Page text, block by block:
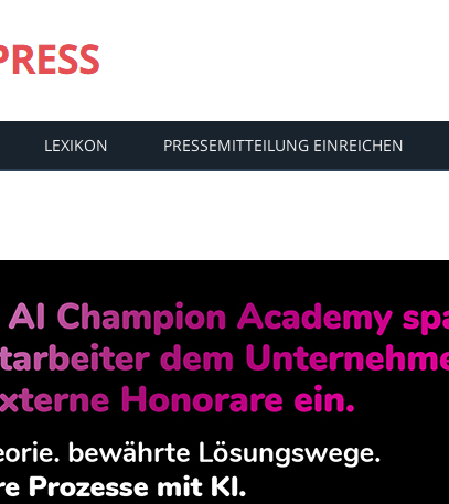
LEXIKON PRESSEMITTEILUNG EINREICHEN